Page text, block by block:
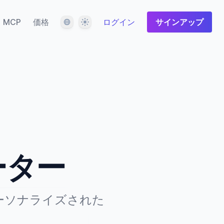
MCP 価格 言語 テーマ ログイン サインアップ
ー
ナライズされた